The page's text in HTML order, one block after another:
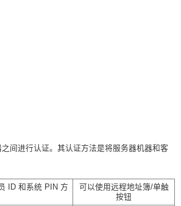
间进行认证。其认证方法是将服务器机器和客
ID 和系统 PIN 方
可以使用远程地址簿/单触
按钮